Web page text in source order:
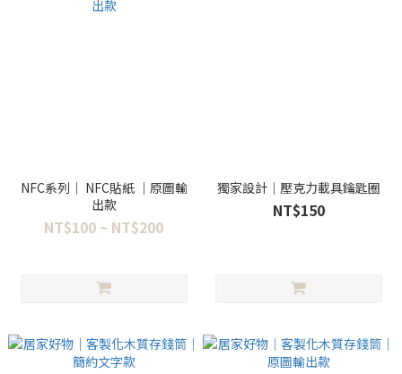
NFC系列｜ NFC貼紙 ｜原圖輸
出款
NT$100 ~ NT$200
獨家設計｜壓克力載具鑰匙圈
NT$150